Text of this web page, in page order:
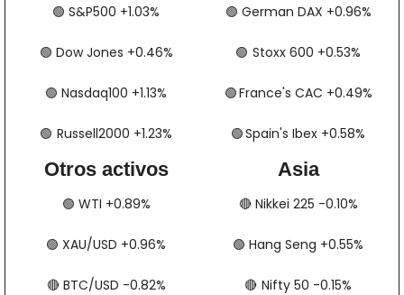
🟢 ​​​​ S&P500 +1.03%
🟢 ​​​​ Dow Jones +0.46%
🟢 ​​​​ Nasdaq100 +1.13%
🟢 ​​​  Russell2000 +1.23%
Otros activos
🟢 ​​​​ WTI +0.89%
🟢 ​​​​ XAU/USD +0.96%
🔴​​​​ BTC/USD -0.82%
🟢 ​​​​​​ German DAX +0.96%
🟢 ​​​​​​​​  Stoxx 600 +0.53%
🟢​​​​  France's CAC +0.49%
🟢​​​​​​​​  Spain's Ibex +0.58%
Asia
🔴​​​​ Nikkei 225 -0.10%
🟢 ​​​​ Hang Seng +0.55%
🔴 ​​​  Nifty 50 -0.15%